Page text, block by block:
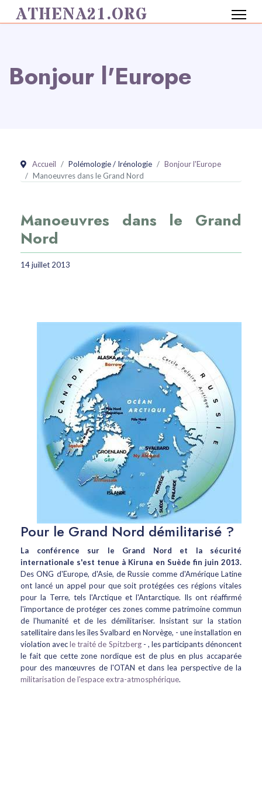
ATHENA21.ORG
Bonjour l'Europe
Accueil Polémologie / Irénologie
Bonjour l'Europe
Manoeuvres dans le Grand Nord
Manoeuvres dans le Grand
Nord
14 juillet 2013
Pour le Grand Nord démilitarisé ?
La conférence sur le Grand Nord et la sécurité
internationale s'est tenue à Kiruna en Suède fin juin 2013.
Des ONG d'Europe, d'Asie, de Russie comme d'Amérique Latine
ont lancé un appel pour que soit protégées ces régions vitales
pour la Terre, tels l'Arctique et l'Antarctique. Ils ont réaffirmé
l'importance de protéger ces zones comme patrimoine commun
de l'humanité et de les démilitariser. Insistant sur la station
satellitaire dans les îles Svalbard en Norvège, - une installation en
violation avecle traité de Spitzberg- , les participants dénoncent
le fait que cette zone nordique est de plus en plus accaparée
pour des manœuvres de l'OTAN et dans lea perspective de la
militarisation de l'espace extra-atmosphérique.